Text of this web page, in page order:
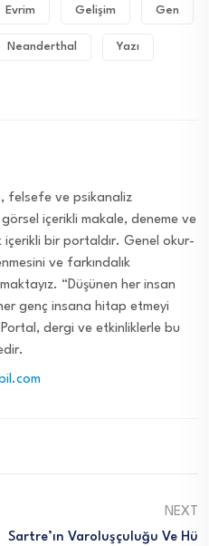
Evrim Gelişim Gen
Neanderthal Yazı
felsefe ve psikanaliz
görsel içerikli makale, deneme ve
içerikli bir portaldır. Genel okur-
ve farkındalık
“Düşünen her insan
genç insana hitap etmeyi
dergi ve etkinliklerle bu
NEXT
Sartre’ın Varoluşçuluğu Ve Hü